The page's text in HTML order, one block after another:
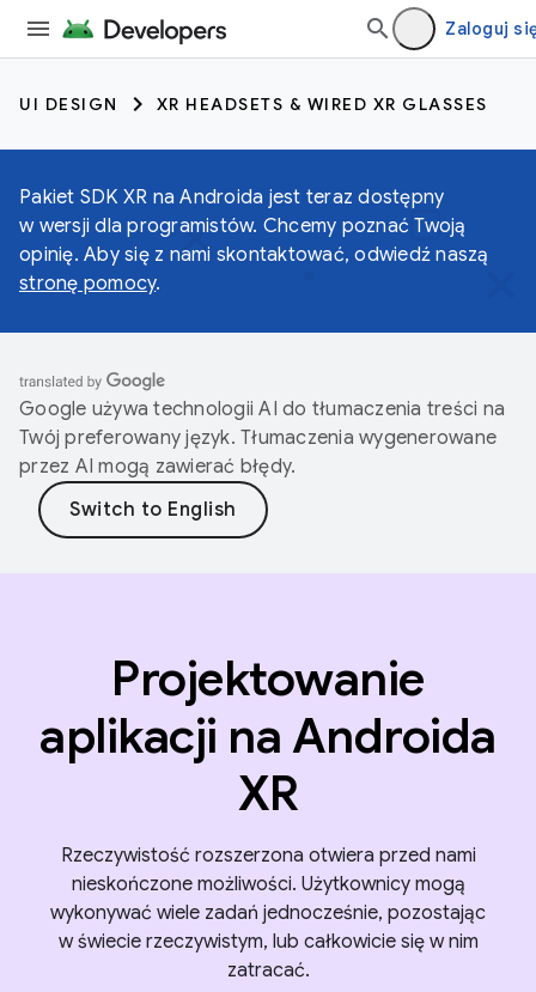
Zaloguj
UI DESIGN XR HEADSETS & WIRED XR GLASSES
Pakiet SDK XR na Androida jest teraz dostępny
w wersji dla programistów. Chcemy poznać Twoją
opinię. Aby się z nami skontaktować, odwiedź naszą
stronę pomocy.
Google używa technologii AI do tłumaczenia treści na
Twój preferowany język. Tłumaczenia wygenerowane
przez AI mogą zawierać błędy.
Projektowanie
aplikacji na Androida
XR
Rzeczywistość rozszerzona otwiera przed nami
nieskończone możliwości. Użytkownicy mogą
wykonywać wiele zadań jednocześnie, pozostając
w świecie rzeczywistym, lub całkowicie się w nim
zatracać.